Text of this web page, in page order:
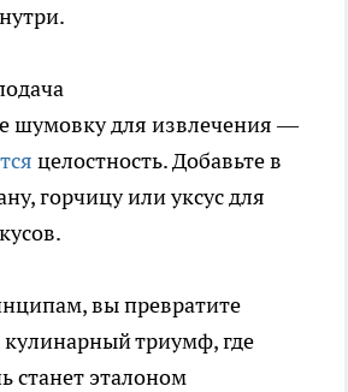
шумовку для извлечения —
целостность. Добавьте в
горчицу или уксус для
вы превратите
триумф, где
станет эталоном